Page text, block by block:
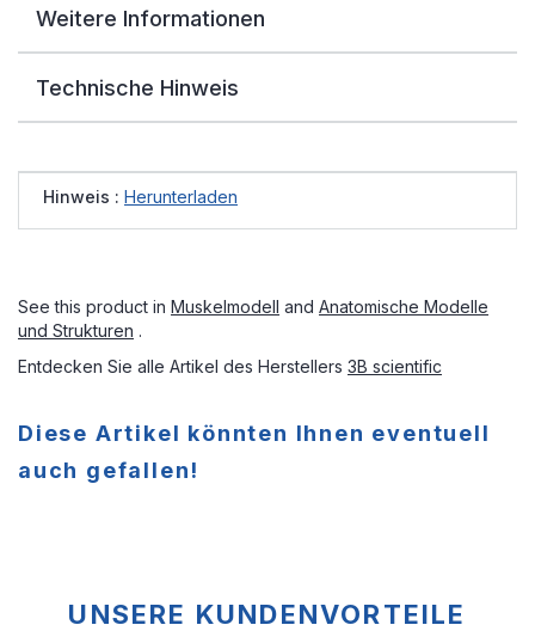
Weitere Informationen
Technische Hinweis
Hinweis : Herunterladen
See this product in Muskelmodell and Anatomische Modelle
und Strukturen .
Entdecken Sie alle Artikel des Herstellers 3B scientific
Diese Artikel könnten Ihnen eventuell
auch gefallen!
UNSERE KUNDENVORTEILE